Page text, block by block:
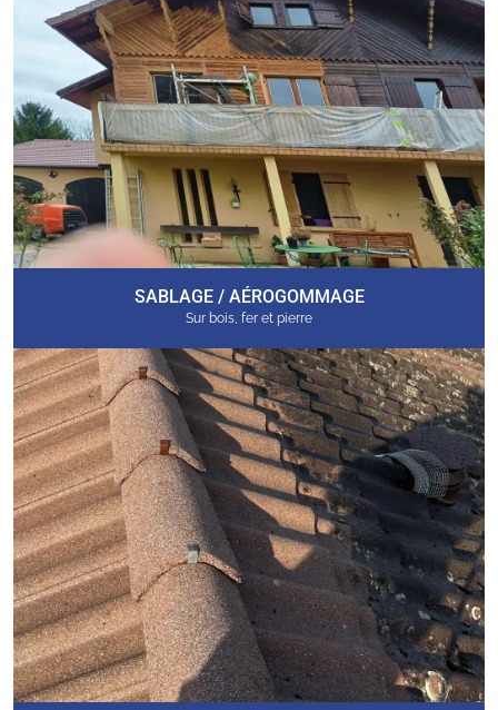
SABLAGE / AÉROGOMMAGE
Sur bois, fer et pierre